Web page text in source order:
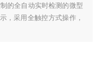
的全自动实时检测的微型
，采用全触控方式操作，